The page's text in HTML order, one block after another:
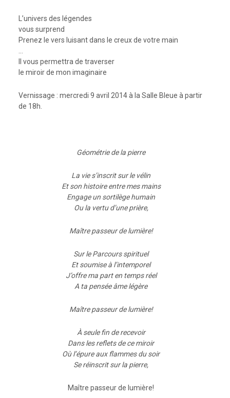
L’univers des légendes
vous surprend
Prenez le vers luisant dans le creux de votre main
Il vous permettra de traverser
le miroir de mon imaginaire
Vernissage : mercredi 9 avril 2014 à la Salle Bleue à partir
de 18h.
Géométrie de la pierre
La vie s’inscrit sur le vélin
Et son histoire entre mes mains
Engage un sortilège humain
Ou la vertu d’une prière,
Maître passeur de lumière!
Sur le Parcours spirituel
Et soumise à l’intemporel
J’offre ma part en temps réel
A ta pensée âme légère
Maître passeur de lumière!
À seule fin de recevoir
Dans les reflets de ce miroir
Où l’épure aux flammes du soir
Se réinscrit sur la pierre,
Maître passeur de lumière!